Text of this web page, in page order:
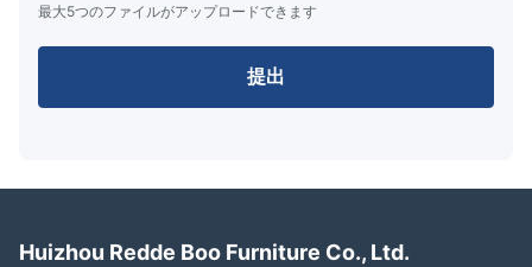
最大5つのファイルがアップロードできます
提出
Huizhou Redde Boo Furniture Co., Ltd.